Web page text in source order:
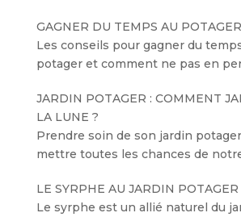
GAGNER DU TEMPS AU POTAGER
Les conseils pour gagner du
potager et comment ne pas en
JARDIN POTAGER : COMMENT
LA LUNE ?
Prendre soin de son jardin
mettre toutes les chances de
LE SYRPHE AU JARDIN
Le syrphe est un allié naturel du